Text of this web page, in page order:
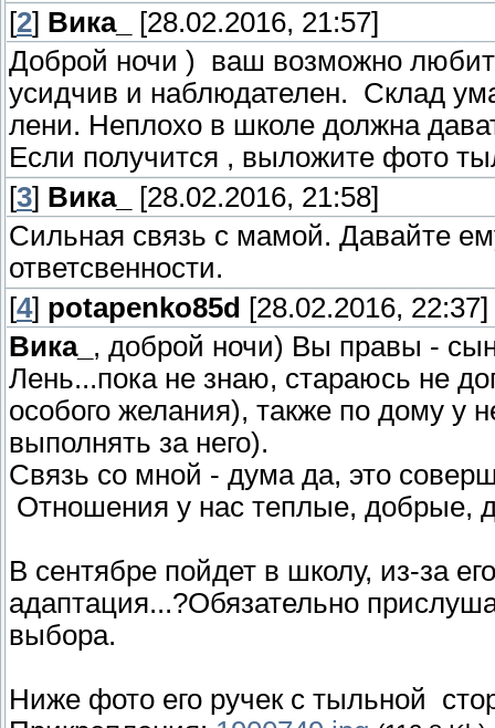
[2] Вика_
[28.02.2016, 21:57]
Доброй ночи ) ваш возможно любит
усидчив и наблюдателен. Склад
лени. Неплохо в школе должна
Если получится , выложите фото
[3] Вика_
[28.02.2016, 21:58]
Сильная связь с мамой. Давайте
ответсвенности.
[4] potapenko85d [28.02.2016, 22:37]
Вика_ , доброй ночи) Вы правы -
Лень...пока не знаю, стараюсь не
особого желания), также по дому у
выполнять за него).
Связь со мной - дума да, это
Отношения у нас теплые, добрые,
В сентябре пойдет в школу, из-за
адаптация...?Обязательно
выбора.
Ниже фото его ручек с тыльной